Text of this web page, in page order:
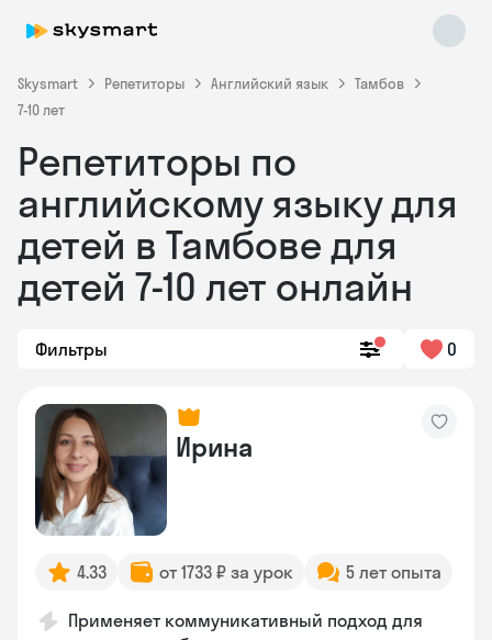
Skysmart Репетиторы Английский язык
Тамбов
7-10 лет
Репетиторы по
английскому языку для
детей в Тамбове для
детей 7-10 лет онлайн
Фильтры 0
Ирина
4.33 от 1733 ₽ за урок 5 лет опыта
Применяет коммуникативный подход для
Skysmart Chat